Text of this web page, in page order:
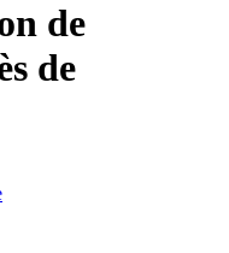
de
de